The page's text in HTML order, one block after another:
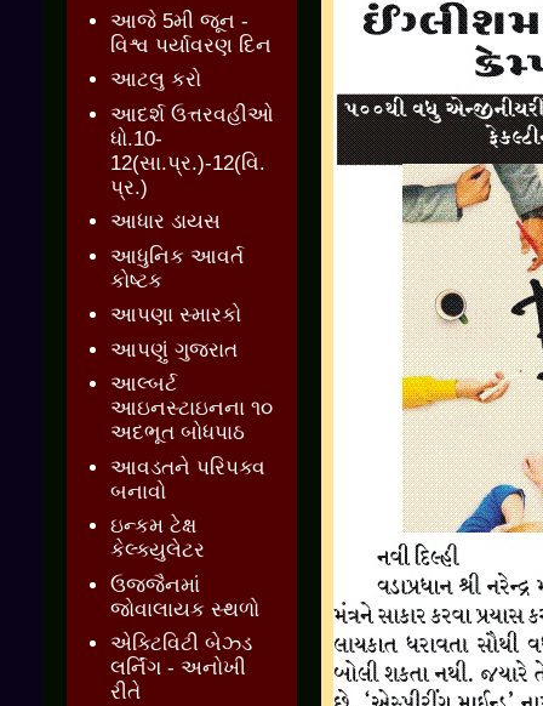
આજે 5મી જૂન -
વિશ્વ પર્યાવરણ દિન
આટલુ કરો
આદર્શ ઉત્તરવહીઓ
ધો.10-
12(સા.પ્ર.)-12(વિ.
પ્ર.)
આધાર ડાયસ
આધુનિક આવર્ત
કોષ્ટક
આપણા સ્મારકો
આપણું ગુજરાત
આલ્બર્ટ
આઇનસ્ટાઇનના ૧૦
અદભૂત બોધપાઠ
આવડતને પરિપક્વ
બનાવો
ઇન્કમ ટેક્ષ
કેલ્ક્યુલેટર
ઉજ્જૈનમાં
જોવાલાયક સ્થળો
એક્ટિવિટી બેઝ્ડ
લર્નિંગ - અનોખી
રીતે